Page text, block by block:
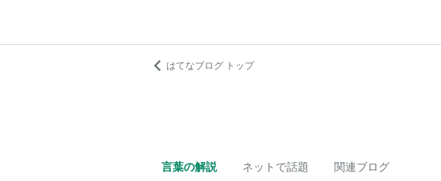
はてなブログ トップ
言葉の解説 ネットで話題 関連ブログ